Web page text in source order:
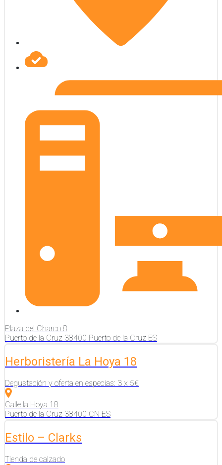
Plaza del Charco 8
Puerto de la Cruz 38400 Puerto de la Cruz ES
Herboristería La Hoya 18
Degustación y oferta en especias: 3 x 5€
Calle la Hoya 18
Puerto de la Cruz 38400 CN ES
Estilo – Clarks
Tienda de calzado